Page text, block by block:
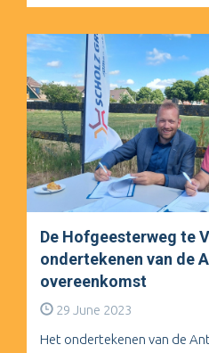
De Hofgeesterweg te
ondertekenen van de
overeenkomst
29 June 2023
Het ondertekenen van de